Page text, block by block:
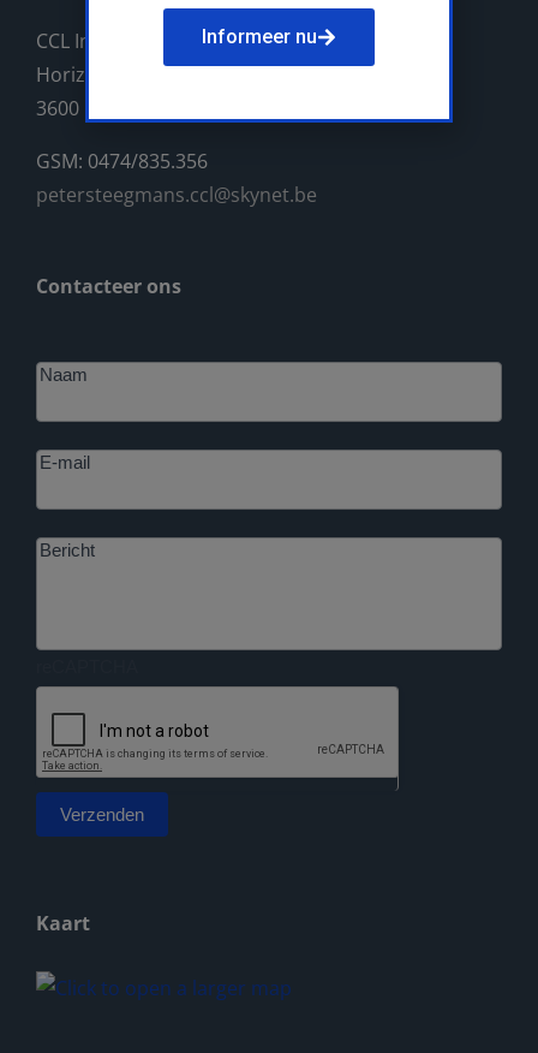
CCL Industriebouw BV
Horizonlaan 14
3600 Genk
GSM: 0474/835.356
petersteegmans.ccl@skynet.be
Contacteer ons
Naam
E-mail
Bericht
Verzenden
Kaart
Informeer nu